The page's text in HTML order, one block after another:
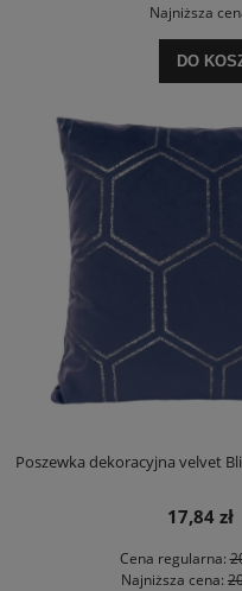
Najniższa
DO
Poszewka dekoracyjna velvet
17,84 zł
Cena regularna:
Najniższa cena: